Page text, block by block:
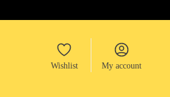
Wishlist My account